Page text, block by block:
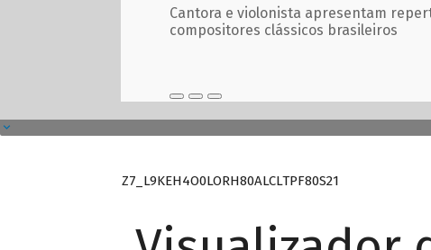
Cantora e violonista apresentam
compositores clássicos brasileiros
Z7_L9KEH4O0LORH80ALCLTPF80S21